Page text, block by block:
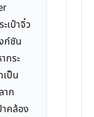
เป๋าจิ๋ว
ก์ชัน
กระ
เป็น
าก
าคล้อง